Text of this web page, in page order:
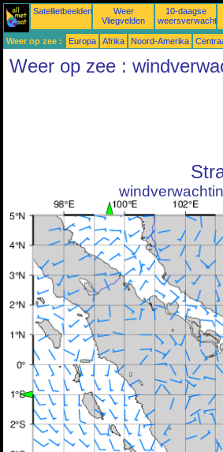
Satellietbeelden
Weer
Vliegvelden
10-daagse
Weer op zee : Europa Afrika Noord-Amerika
Weer op zee :